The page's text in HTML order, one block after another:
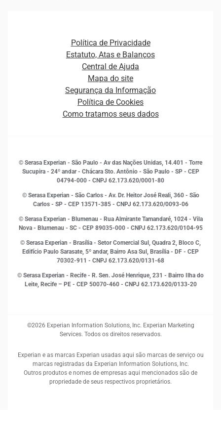
Plataformas e Motores de decisão
Ver todo o conteúdo
Curso Gratuito de Saúde Financeira
Empreendedorismo
Estudos e Pesquisas
Inovação e Tecnologia
Leis e impostos
Marketing
Open Finance
Proteção de Dados
Sustentabilidade Corporativa
Distribuidores e representantes
Estrutura Organizacional
Sala de Imprensa
Política de Privacidade
Estatuto, Atas e Balanços
Central de Ajuda
Mapa do site
Segurança da Informação
Política de Cookies
Como tratamos seus dados
© Serasa Experian - São Paulo - Av das Nações Unidas, 14.401 - Torre
Sucupira - 24º andar - Chácara Sto. Antônio - São Paulo - SP - CEP
04794-000 - CNPJ 62.173.620/0001-80
© Serasa Experian - São Carlos - Av. Dr. Heitor José Reali, 360 - São
Carlos - SP - CEP 13571-385 - CNPJ 62.173.620/0093-06
© Serasa Experian - Blumenau - Rua Almirante Tamandaré, 1024 - Vila
Nova - Blumenau - SC - CEP 89035-000 - CNPJ 62.173.620/0104-95
© Serasa Experian - Brasília - Setor Comercial Sul, Quadra 2, Bloco C,
Edifício Paulo Sarasate, 5º andar, Bairro Asa Sul, Brasília - DF - CEP
70302-911 - CNPJ 62.173.620/0131-68
© Serasa Experian - Recife - R. Sen. José Henrique, 231 - Bairro Ilha do
Leite, Recife – PE - CEP 50070-460 - CNPJ 62.173.620/0133-20
©2026 Experian Information Solutions, Inc. Experian Marketing
Services. Todos os direitos reservados.
Experian e as marcas Experian usadas aqui são marcas de serviço ou
marcas registradas da Experian Information Solutions, Inc.
Outros produtos e nomes de empresas aqui mencionados são de
propriedade de seus respectivos proprietários.